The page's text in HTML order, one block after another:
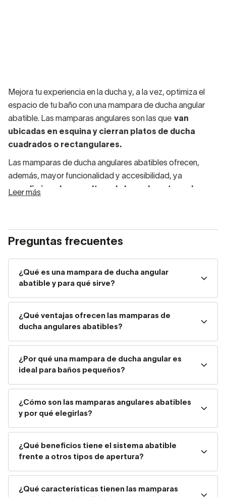
Mejora tu experiencia en la ducha y, a la vez, optimiza el
espacio de tu baño con una mampara de ducha angular
abatible. Las mamparas angulares son las que van
ubicadas en esquina y cierran platos de ducha
cuadrados o rectangulares.
Las mamparas de ducha angulares abatibles ofrecen,
además, mayor funcionalidad y accesibilidad, ya
que eliminan los resaltos a la hora de entrar a la
movilidad reducida, las mamparas de ducha angulares
abatibles sonaltamente funcionales y prácticas.
Una mampara de ducha en esquina será perfecta en baños
pequeños o espacios ajustados. Hay muchas
composiciones, con mayor o menor número de hojas,
partes fijas y móviles.¡Encuentra la mejor para tu
baño!
¿Qué es una mampara angular
abatible y por qué elegirla?
pueden combinarse con paneles fijos, creando
de ducha cuadrados o rectangulares colocados en
esquina, una solución cada vez más común en reformas
modernas.
A diferencia de las correderas o plegables, el sistema
abatible elimina los carriles inferiores, lo que se traduce en
Leer más
Preguntas frecuentes
¿Qué es una mampara de ducha angular
abatible y para qué sirve?
¿Qué ventajas ofrecen las mamparas de
ducha angulares abatibles?
¿Por qué una mampara de ducha angular es
ideal para baños pequeños?
¿Cómo son las mamparas angulares abatibles
y por qué elegirlas?
¿Qué beneficios tiene el sistema abatible
frente a otros tipos de apertura?
¿Qué características tienen las mamparas